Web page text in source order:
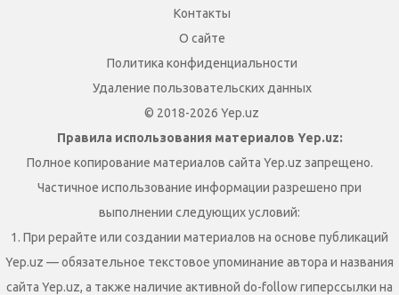
Контакты
О сайте
Политика конфиденциальности
Удаление пользовательских данных
© 2018-2026 Yep.uz
Правила использования материалов Yep.uz:
Полное копирование материалов сайта Yep.uz запрещено.
Частичное использование информации разрешено при
выполнении следующих условий:
1. При рерайте или создании материалов на основе публикаций
Yep.uz — обязательное текстовое упоминание автора и названия
сайта Yep.uz, а также наличие активной do-follow гиперссылки на